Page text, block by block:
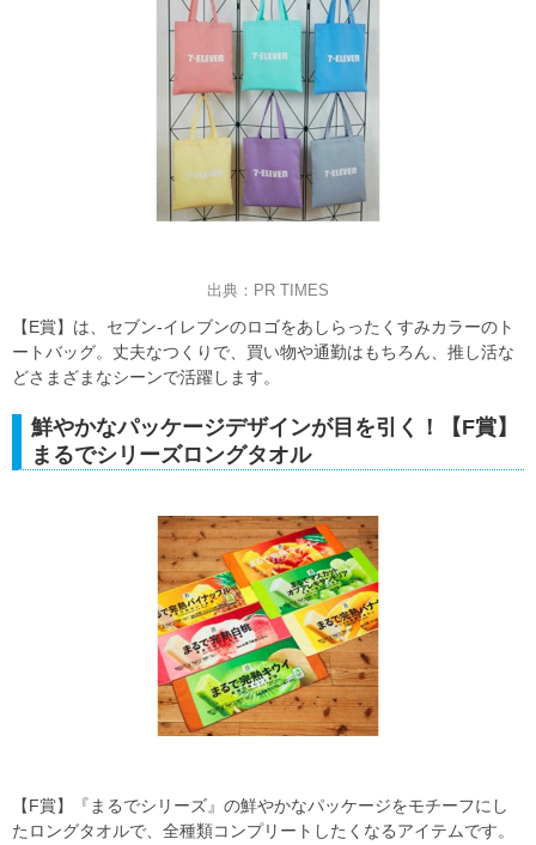
出典：PR TIMES
【E賞】は、セブン‐イレブンのロゴをあしらったくすみカラーのト
ートバッグ。丈夫なつくりで、買い物や通勤はもちろん、推し活な
どさまざまなシーンで活躍します。
鮮やかなパッケージデザインが目を引く！【F賞】
まるでシリーズロングタオル
【F賞】『まるでシリーズ』の鮮やかなパッケージをモチーフにし
たロングタオルで、全種類コンプリートしたくなるアイテムです。